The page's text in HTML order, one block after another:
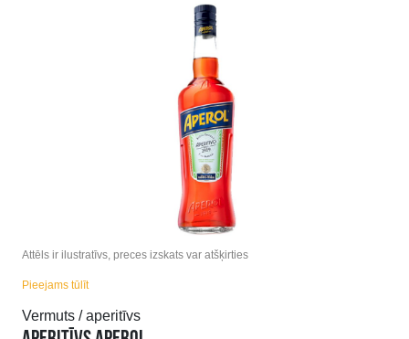
Attēls ir ilustratīvs, preces izskats var atšķirties
Pieejams tūlīt
Vermuts / aperitīvs